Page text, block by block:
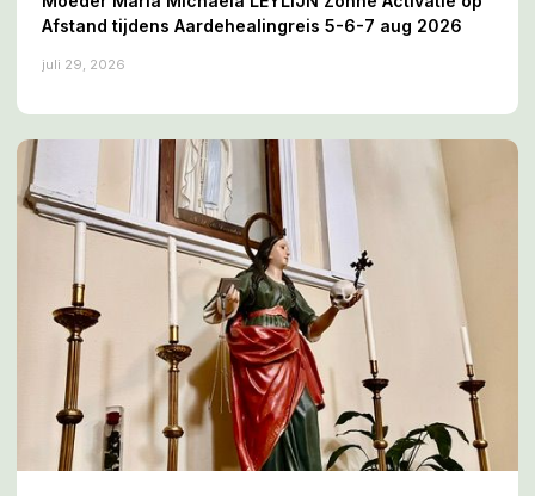
Afstand tijdens Aardehealingreis 5-6-7 aug 2026
juli 29, 2026